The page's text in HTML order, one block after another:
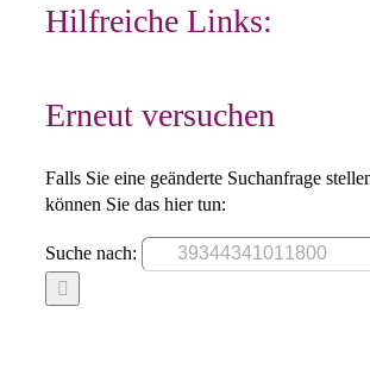
Hilfreiche Links:
Erneut versuchen
Falls Sie eine geänderte Suchanfrage
können Sie das hier tun:
Suche nach: